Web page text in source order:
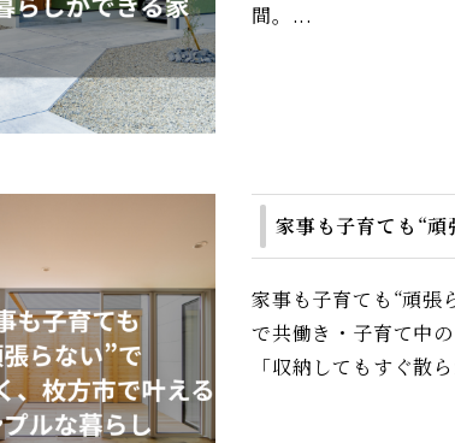
間。...
家事も子育ても“
家事も子育ても“頑張
で共働き・子育て中
「収納してもすぐ散